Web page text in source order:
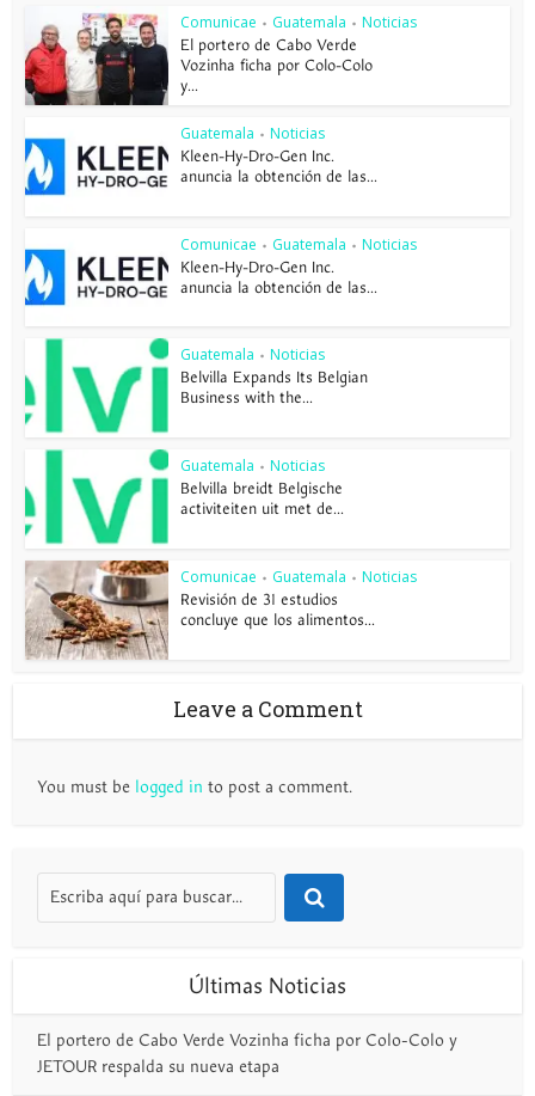
Comunicae • Guatemala • Noticias
El portero de Cabo Verde
Vozinha ficha por Colo-Colo
y...
Guatemala • Noticias
Kleen-Hy-Dro-Gen Inc.
anuncia la obtención de las...
Comunicae • Guatemala • Noticias
Kleen-Hy-Dro-Gen Inc.
anuncia la obtención de las...
Guatemala • Noticias
Belvilla Expands Its Belgian
Business with the...
Guatemala • Noticias
Belvilla breidt Belgische
activiteiten uit met de...
Comunicae • Guatemala • Noticias
Revisión de 31 estudios
concluye que los alimentos...
Leave a Comment
You must be logged in to post a comment.
Últimas Noticias
El portero de Cabo Verde Vozinha ficha por Colo-Colo y
JETOUR respalda su nueva etapa